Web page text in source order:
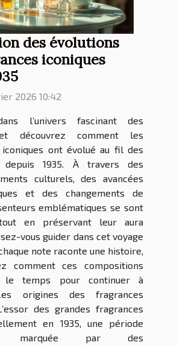
des évolutions
iconiques
2026 10:42
l’univers fascinant des
découvrez comment les
ont évolué au fil des
depuis 1935. À travers des
culturels, des avancées
et des changements de
emblématiques se sont
en préservant leur aura
vous guider dans cet voyage
note raconte une histoire,
comment ces compositions
le temps pour continuer à
origines des fragrances
des grandes fragrances
en 1935, une période
marquée par des